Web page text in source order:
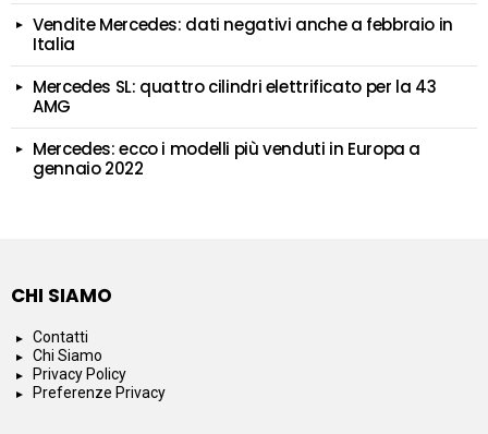
Vendite Mercedes: dati negativi anche a febbraio in
Italia
Mercedes SL: quattro cilindri elettrificato per la 43
AMG
Mercedes: ecco i modelli più venduti in Europa a
gennaio 2022
CHI SIAMO
Contatti
Chi Siamo
Privacy Policy
Preferenze Privacy